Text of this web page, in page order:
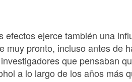
ejerce también una
pronto, incluso antes de
que pensaban
a lo largo de los años más